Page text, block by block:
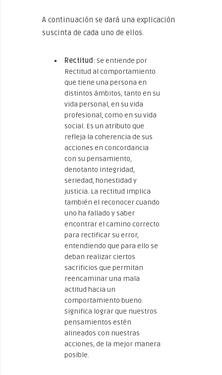
A continuación se dará una explicación
suscinta de cada uno de ellos.
Rectitud: Se entiende por
Rectitud al comportamiento
que tiene una persona en
distintos ámbitos, tanto en su
vida personal, en su vida
profesional, como en su vida
social. Es un atributo que
refleja la coherencia de sus
acciones en concordancia
con su pensamiento,
denotanto integridad,
seriedad, honestidad y
justicia. La rectitud implica
también el reconocer cuando
uno ha fallado y saber
encontrar el camino correcto
para rectificar su error,
entendiendo que para ello se
deban realizar ciertos
sacrificios que permitan
reencaminar una mala
actitud hacia un
comportamiento bueno.
Significa lograr que nuestros
pensamientos estén
alineados con nuestras
acciones, de la mejor manera
posible.